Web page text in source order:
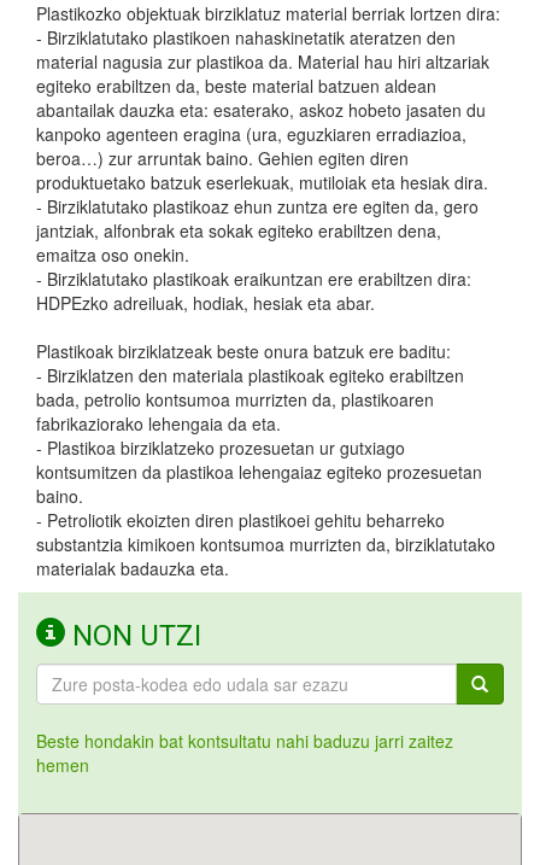
Plastikozko objektuak birziklatuz material berriak lortzen dira:
- Birziklatutako plastikoen nahaskinetatik ateratzen den
material nagusia zur plastikoa da. Material hau hiri altzariak
egiteko erabiltzen da, beste material batzuen aldean
abantailak dauzka eta: esaterako, askoz hobeto jasaten du
kanpoko agenteen eragina (ura, eguzkiaren erradiazioa,
beroa…) zur arruntak baino. Gehien egiten diren
produktuetako batzuk eserlekuak, mutiloiak eta hesiak dira.
- Birziklatutako plastikoaz ehun zuntza ere egiten da, gero
jantziak, alfonbrak eta sokak egiteko erabiltzen dena,
emaitza oso onekin.
- Birziklatutako plastikoak eraikuntzan ere erabiltzen dira:
HDPEzko adreiluak, hodiak, hesiak eta abar.
Plastikoak birziklatzeak beste onura batzuk ere baditu:
- Birziklatzen den materiala plastikoak egiteko erabiltzen
bada, petrolio kontsumoa murrizten da, plastikoaren
fabrikaziorako lehengaia da eta.
- Plastikoa birziklatzeko prozesuetan ur gutxiago
kontsumitzen da plastikoa lehengaiaz egiteko prozesuetan
baino.
- Petroliotik ekoizten diren plastikoei gehitu beharreko
substantzia kimikoen kontsumoa murrizten da, birziklatutako
materialak badauzka eta.
NON UTZI
Beste hondakin bat kontsultatu nahi baduzu jarri zaitez
hemen